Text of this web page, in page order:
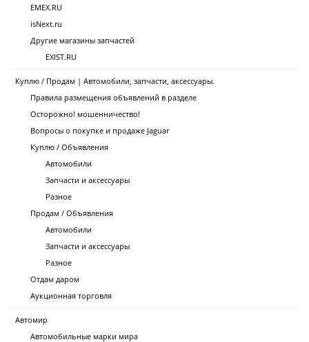
EMEX.RU
isNext.ru
Другие магазины запчастей
EXIST.RU
Куплю / Продам | Автомобили, запчасти, аксессуары.
Правила размещения объявлений в разделе
Осторожно! мошенничество!
Вопросы о покупке и продаже Jaguar
Куплю / Объявления
Автомобили
Запчасти и аксессуары
Разное
Продам / Объявления
Автомобили
Запчасти и аксессуары
Разное
Отдам даром
Аукционная торговля
Автомир
Автомобильные марки мира